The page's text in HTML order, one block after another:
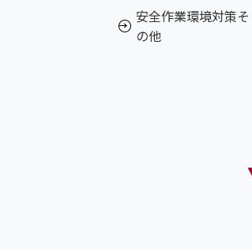
安全作業環境対策そ
の他